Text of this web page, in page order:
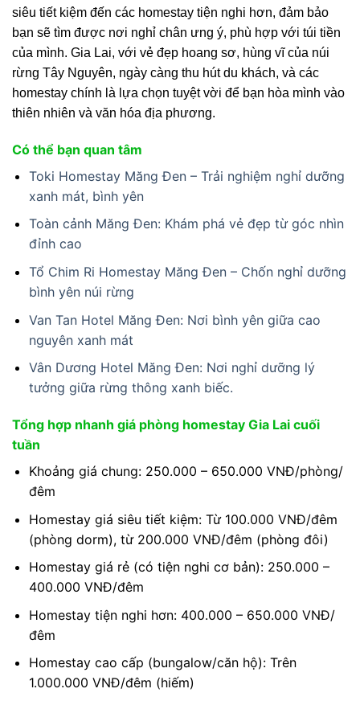
siêu tiết kiệm đến các homestay tiện nghi hơn, đảm bảo
bạn sẽ tìm được nơi nghỉ chân ưng ý, phù hợp với túi tiền
của mình. Gia Lai, với vẻ đẹp hoang sơ, hùng vĩ của núi
rừng Tây Nguyên, ngày càng thu hút du khách, và các
homestay chính là lựa chọn tuyệt vời để bạn hòa mình vào
thiên nhiên và văn hóa địa phương.
Có thể bạn quan tâm
Toki Homestay Măng Đen – Trải nghiệm nghỉ dưỡng
xanh mát, bình yên
Toàn cảnh Măng Đen: Khám phá vẻ đẹp từ góc nhìn
đỉnh cao
Tổ Chim Ri Homestay Măng Đen – Chốn nghỉ dưỡng
bình yên núi rừng
Van Tan Hotel Măng Đen: Nơi bình yên giữa cao
nguyên xanh mát
Vân Dương Hotel Măng Đen: Nơi nghỉ dưỡng lý
tưởng giữa rừng thông xanh biếc.
Tổng hợp nhanh giá phòng homestay Gia Lai cuối
tuần
Khoảng giá chung: 250.000 – 650.000 VNĐ/phòng/
đêm
Homestay giá siêu tiết kiệm: Từ 100.000 VNĐ/đêm
(phòng dorm), từ 200.000 VNĐ/đêm (phòng đôi)
Homestay giá rẻ (có tiện nghi cơ bản): 250.000 –
400.000 VNĐ/đêm
Homestay tiện nghi hơn: 400.000 – 650.000 VNĐ/
đêm
Homestay cao cấp (bungalow/căn hộ): Trên
1.000.000 VNĐ/đêm (hiếm)